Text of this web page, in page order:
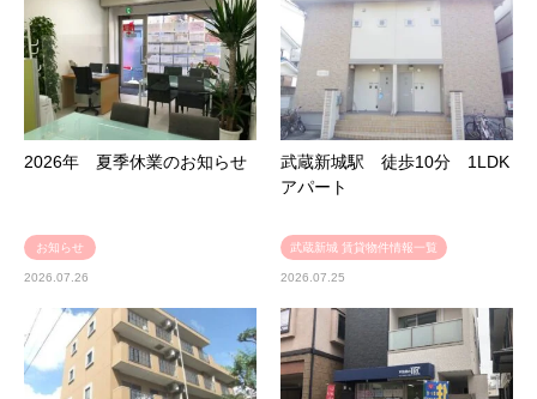
2026年 夏季休業のお知らせ
お知らせ
2026.07.26
武蔵新城駅 徒歩10分 1LDK
アパート
武蔵新城 賃貸物件情報一覧
2026.07.25